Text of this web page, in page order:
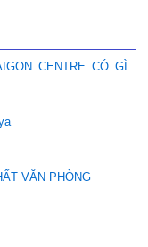
CENTRE CÓ GÌ
VĂN PHÒNG